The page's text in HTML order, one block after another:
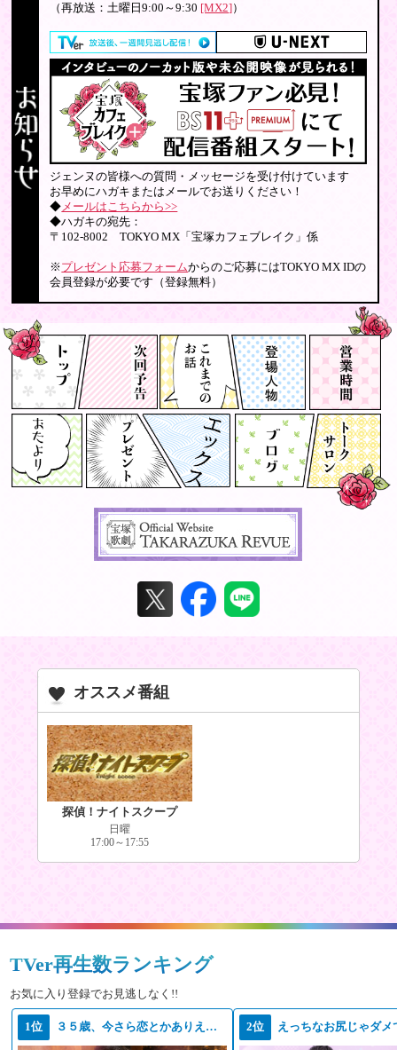
（再放送：土曜日9:00～9:30 [MX2]）
ジェンヌの皆様への質問・メッセージを受け付けています
お早めにハガキまたはメールでお送りください！
◆メールはこちらから>>
◆ハガキの宛先：
〒102-8002 TOKYO MX「宝塚カフェブレイク」係
※ プレゼント応募フォームからのご応募にはTOKYO MX IDの
会員登録が必要です（登録無料）
オススメ番組
探偵！ナイトスクープ
日曜
17:00～17:55
TVer再生数ランキング
お気に入り登録でお見逃しなく!!
1位 ３５歳、今さら恋とかありえない 2位 えっちなお尻じゃダメ